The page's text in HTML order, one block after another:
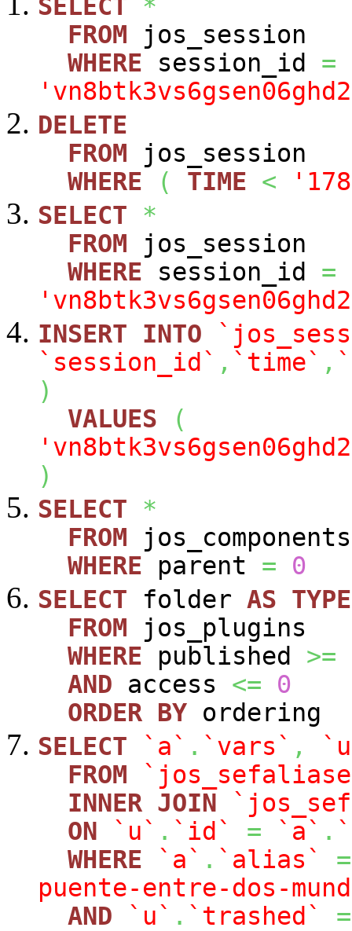
SELECT
*
FROM jos_session
WHERE session_id =
DELETE
FROM jos_session
WHERE
( TIME <
SELECT
*
FROM jos_session
WHERE session_id =
INSERT
INTO
`session_id` , `time` ,
)
VALUES
(
)
SELECT
*
FROM jos_components
WHERE parent =
0
SELECT folder AS TYPE
FROM jos_plugins
WHERE published >=
AND access <=
0
ORDER BY ordering
SELECT
`a` . `vars` ,
FROM
INNER JOIN
ON
`u` . `id` = `a` .
WHERE
`a` . `alias`
=
puente-entre-dos-
AND
`u` . `trashed`
=